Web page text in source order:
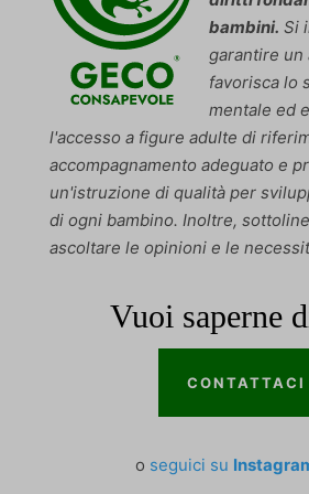
bambini. Si
garantire un
favorisca lo
mentale ed
l'accesso a figure adulte di
accompagnamento adeguato e
un'istruzione di qualità per
di ogni bambino. Inoltre,
ascoltare le opinioni e le
Vuoi saperne
CONTATTACI
o seguici su
wordpress_logged_in_*
wp-settings-*
www.gecoconsapevole.org
gecoconsapevole.org
region1.google-analytics.com
www.googletagmanager.com
elementi multimediali, come video
social media, ecc.
fonts.gstatic.com
maps.googleapis.com
www.youtube.com
Altri servizi
Questa categoria include tutti i cookie, i
rientrano nelle altre categorie specifiche
esplicitamente categorizzati.
et-pb-recent-items-content-decoration-
et-pb-recent-items-imageIcon-advanced-